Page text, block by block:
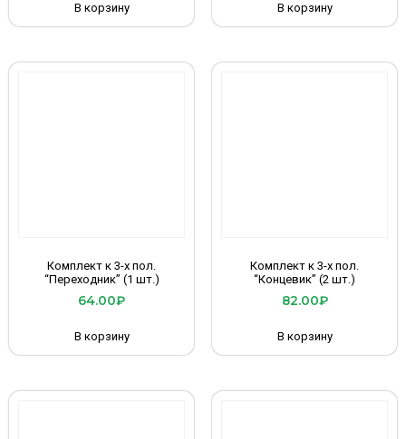
В корзину В корзину
Комплект к 3-х пол.
“Переходник” (1 шт.)
64.00₽
В корзину
Комплект к 3-х пол.
“Концевик” (2 шт.)
82.00₽
В корзину